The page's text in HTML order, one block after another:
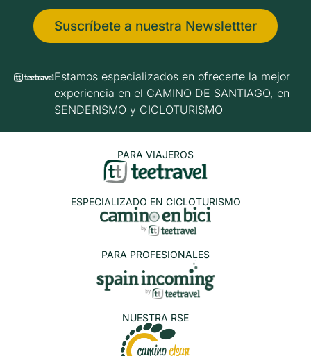
Suscríbete a nuestra Newslettter
Estamos especializados en ofrecerte la mejor
experiencia en el CAMINO DE SANTIAGO, en
SENDERISMO y CICLOTURISMO
PARA VIAJEROS
ESPECIALIZADO EN CICLOTURISMO
PARA PROFESIONALES
NUESTRA RSE